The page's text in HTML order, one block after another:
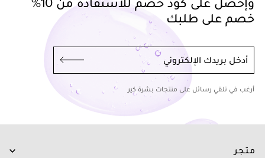
خصم على طلبك
أدخل بريدك الإلكتروني
أرغب في تلقي رسائل على منتجات بشرة كير
متجر